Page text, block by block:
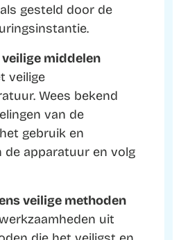
gesteld door de
middelen
veilige
Wees bekend
van de
gebruik en
de apparatuur en volg
veilige methoden
uit